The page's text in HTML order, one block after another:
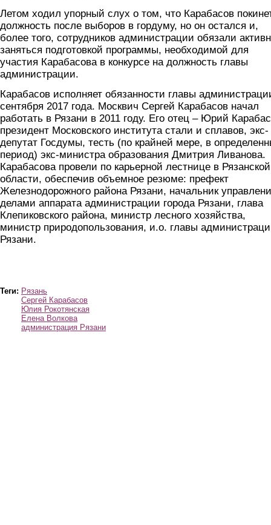
Летом ходил упорный слух о том, что Карабасов
должность после выборов в гордуму, но он остался и,
более того, сотрудников администрации обязали
заняться подготовкой программы, необходимой для
участия Карабасова в конкурсе на должность главы
администрации.
Карабасов исполняет обязанности главы
сентября 2017 года. Москвич Сергей Карабасов начал
работать в Рязани в 2011 году. Его отец – Юрий
президент Московского института стали и сплавов, экс-
депутат Госдумы, тесть (по крайней мере, в
период) экс-министра образования Дмитрия Ливанова.
Карабасова провели по карьерной лестнице в Рязанской
области, обеспечив объемное резюме: префект
Железнодорожного района Рязани, начальник
делами аппарата администрации города Рязани, глава
Клепиковского района, министр лесного хозяйства,
министр природопользования, и.о. главы
Рязани.
Теги: Рязань
Сергей Карабасов
Юлия Рокотянская
Елена Волкова
администрация Рязани